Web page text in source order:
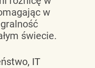
w
świecie.
IT